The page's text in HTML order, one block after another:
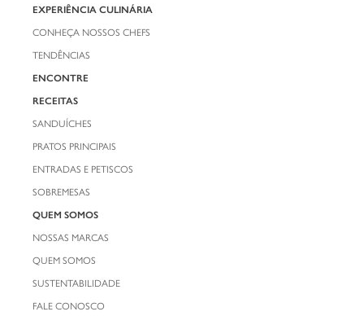
RECEITAS
SANDUÍCHES
PRATOS PRINCIPAIS
ENTRADAS E PETISCOS
SOBREMESAS
EXPERIÊNCIA CULINÁRIA
CONHEÇA NOSSOS CHEFS
TENDÊNCIAS
QUEM SOMOS
NOSSAS MARCAS
QUEM SOMOS
SUSTENTABILIDADE
FALE CONOSCO
ENCONTRE